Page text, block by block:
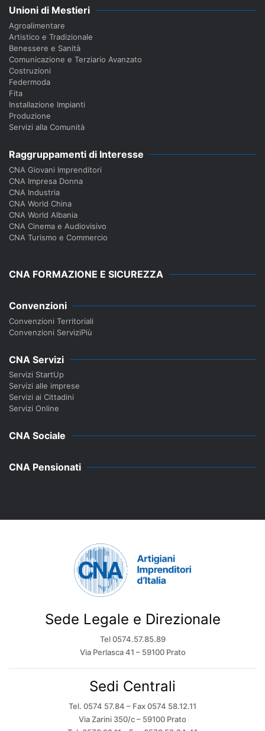
Unioni di Mestieri
Agroalimentare
Artistico e Tradizionale
Benessere e Sanità
Comunicazione e Terziario Avanzato
Costruzioni
Federmoda
Fita
Installazione Impianti
Produzione
Servizi alla Comunità
Raggruppamenti di Interesse
CNA Giovani Imprenditori
CNA Impresa Donna
CNA Industria
CNA World China
CNA World Albania
CNA Cinema e Audiovisivo
CNA Turismo e Commercio
CNA FORMAZIONE E SICUREZZA
Convenzioni
Convenzioni Territoriali
Convenzioni ServiziPiù
CNA Servizi
Servizi StartUp
Servizi alle imprese
Servizi ai Cittadini
Servizi Online
CNA Sociale
CNA Pensionati
Sede Legale e Direzionale
Tel 0574.57.85.89
Via Perlasca 41 – 59100 Prato
Sedi Centrali
Tel. 0574 57.84 – Fax 0574 58.12.11
Via Zarini 350/c – 59100 Prato